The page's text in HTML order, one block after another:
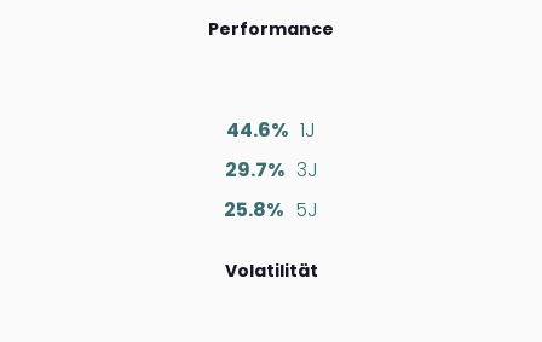
Performance
44.6% 1J
29.7% 3J
25.8% 5J
Volatilität